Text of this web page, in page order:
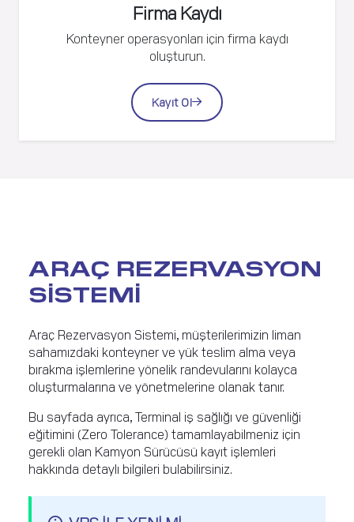
Firma Kaydı
Konteyner operasyonları için firma kaydı
oluşturun.
Kayıt Ol
ARAÇ REZERVASYON
SİSTEMİ
Araç Rezervasyon Sistemi, müşterilerimizin liman
sahamızdaki konteyner ve yük teslim alma veya
bırakma işlemlerine yönelik randevularını kolayca
oluşturmalarına ve yönetmelerine olanak tanır.
Bu sayfada ayrıca, Terminal iş sağlığı ve güvenliği
eğitimini (Zero Tolerance) tamamlayabilmeniz için
gerekli olan Kamyon Sürücüsü kayıt işlemleri
hakkında detaylı bilgileri bulabilirsiniz.